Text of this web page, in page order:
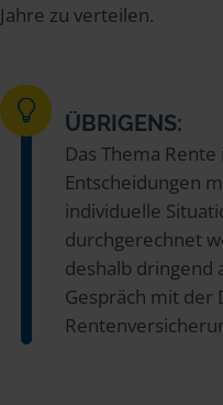
Jahre zu verteilen.
ÜBRIGENS:
Das Thema
Entscheidungen
individuelle
durchgerechnet
deshalb dringend
Gespräch mit der